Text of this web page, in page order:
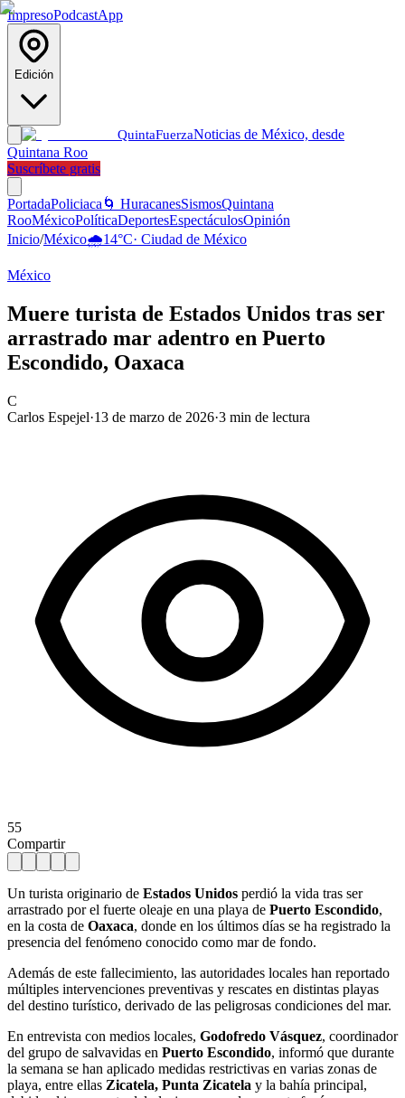
ImpresoPodcastApp
Edición
QuintaFuerzaNoticias de México, desde
Quintana Roo
Suscríbete gratis
PortadaPoliciaca 🌀 HuracanesSismosQuintana
RooMéxicoPolíticaDeportesEspectáculosOpinión
Inicio/México🌧️14°C· Ciudad de México
México
Muere turista de Estados Unidos tras ser
arrastrado mar adentro en Puerto
Escondido, Oaxaca
C
Carlos Espejel·13 de marzo de 2026·3 min de lectura
55
Compartir
Un turista originario de Estados Unidos perdió la vida tras ser
arrastrado por el fuerte oleaje en una playa de Puerto Escondido,
en la costa de Oaxaca, donde en los últimos días se ha registrado la
presencia del fenómeno conocido como mar de fondo.
Además de este fallecimiento, las autoridades locales han reportado
múltiples intervenciones preventivas y rescates en distintas playas
del destino turístico, derivado de las peligrosas condiciones del mar.
En entrevista con medios locales, Godofredo Vásquez, coordinador
del grupo de salvavidas en Puerto Escondido, informó que durante
la semana se han aplicado medidas restrictivas en varias zonas de
playa, entre ellas Zicatela, Punta Zicatela y la bahía principal,